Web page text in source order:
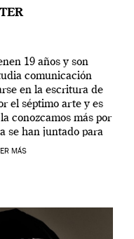
19 años y son
comunicación
en la escritura de
el séptimo arte y es
conozcamos más por
se han juntado para
[…]
MÁS